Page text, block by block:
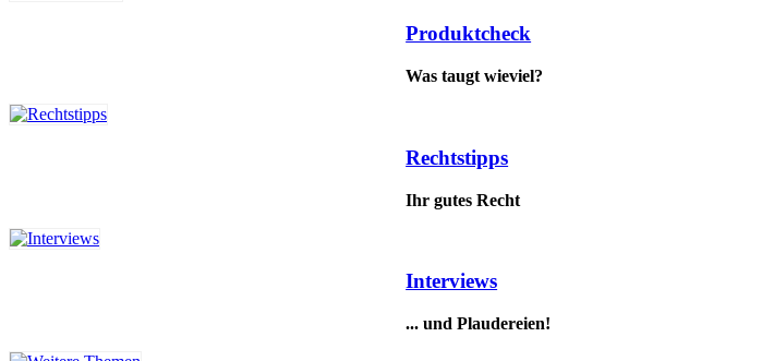
Produktcheck
Was taugt wieviel?
Rechtstipps
Ihr gutes Recht
Interviews
... und Plaudereien!